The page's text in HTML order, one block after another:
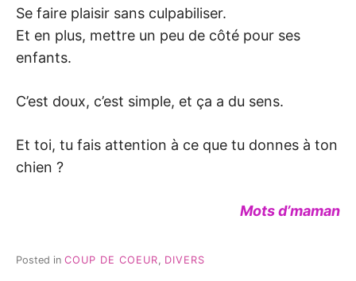
Se faire plaisir sans culpabiliser.
Et en plus, mettre un peu de côté pour ses
enfants.
C’est doux, c’est simple, et ça a du sens.
Et toi, tu fais attention à ce que tu donnes à ton
chien ?
Mots d’maman
Posted in COUP DE COEUR DIVERS